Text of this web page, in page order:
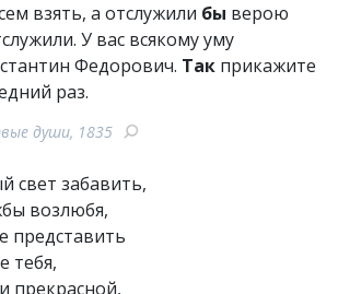
взять, а отслужили бы верою
У вас всякому уму
Федорович. Так прикажите
раз.
души, 1835
свет забавить,
возлюбя,
представить
тебя,
прекрасной,